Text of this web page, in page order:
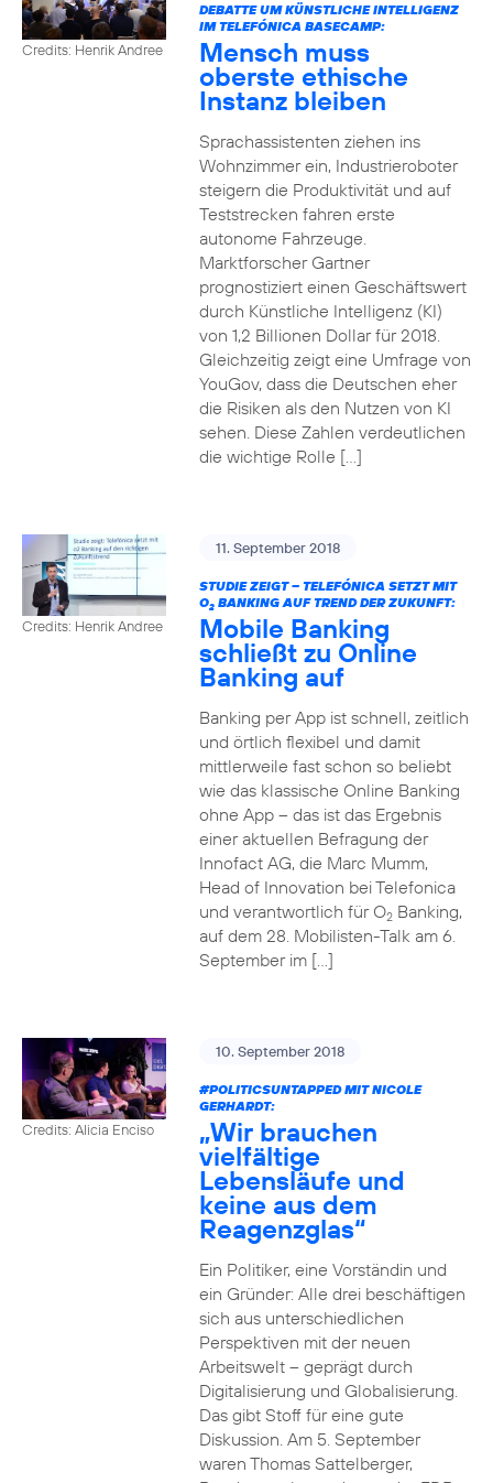
Credits: Henrik Andree
DEBATTE UM KÜNSTLICHE INTELLIGENZ
IM TELEFÓNICA BASECAMP:
Mensch muss
oberste ethische
Instanz bleiben
Sprachassistenten ziehen ins
Wohnzimmer ein, Industrieroboter
steigern die Produktivität und auf
Teststrecken fahren erste
autonome Fahrzeuge.
Marktforscher Gartner
prognostiziert einen Geschäftswert
durch Künstliche Intelligenz (KI)
von 1,2 Billionen Dollar für 2018.
Gleichzeitig zeigt eine Umfrage von
YouGov, dass die Deutschen eher
die Risiken als den Nutzen von KI
sehen. Diese Zahlen verdeutlichen
die wichtige Rolle […]
Credits: Henrik Andree
11. September 2018
STUDIE ZEIGT – TELEFÓNICA SETZT MIT
O2BANKING AUF TREND DER ZUKUNFT:
Mobile Banking
schließt zu Online
Banking auf
Banking per App ist schnell, zeitlich
und örtlich flexibel und damit
mittlerweile fast schon so beliebt
wie das klassische Online Banking
ohne App – das ist das Ergebnis
einer aktuellen Befragung der
Innofact AG, die Marc Mumm,
Head of Innovation bei Telefonica
und verantwortlich für O2Banking,
auf dem 28. Mobilisten-Talk am 6.
September im […]
Credits: Alicia Enciso
10. September 2018
#POLITICSUNTAPPEDMIT NICOLE
GERHARDT:
„Wir brauchen
vielfältige
Lebensläufe und
keine aus dem
Reagenzglas“
Ein Politiker, eine Vorständin und
ein Gründer: Alle drei beschäftigen
sich aus unterschiedlichen
Perspektiven mit der neuen
Arbeitswelt – geprägt durch
Digitalisierung und Globalisierung.
Das gibt Stoff für eine gute
Diskussion. Am 5. September
waren Thomas Sattelberger,